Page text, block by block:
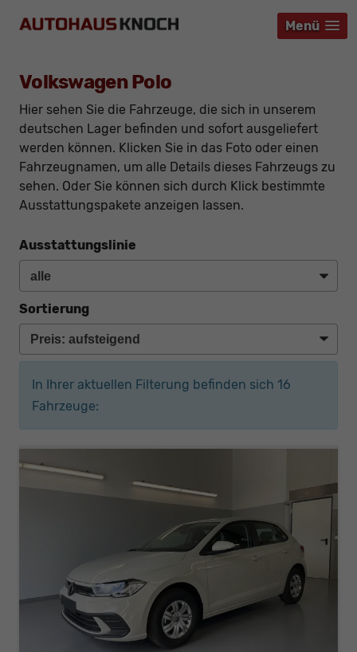
Menü
Menü
Menü
Volkswagen Polo
Hier sehen Sie die Fahrzeuge, die sich in unserem
deutschen Lager befinden und sofort ausgeliefert
werden können. Klicken Sie in das Foto oder einen
Fahrzeugnamen, um alle Details dieses Fahrzeugs zu
sehen. Oder Sie können sich durch Klick bestimmte
Ausstattungspakete anzeigen lassen.
Ausstattungslinie
Sortierung
In Ihrer aktuellen Filterung befinden sich 16
Fahrzeuge: